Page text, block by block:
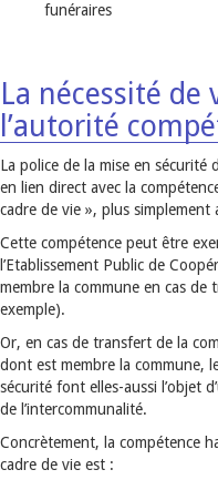
funéraires
La nécessité de
l’autorité
La police de la mise en sécurité
en lien direct avec la
cadre de vie », plus
Cette compétence peut être
l’Etablissement Public de
membre la commune en cas
exemple).
Or, en cas de transfert de la
dont est membre la commune,
sécurité font elles-aussi l’objet
de l’intercommunalité.
Concrètement, la compétence
cadre de vie est :